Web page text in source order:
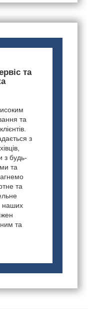
та
та
з
з будь-
та
та
наших
та